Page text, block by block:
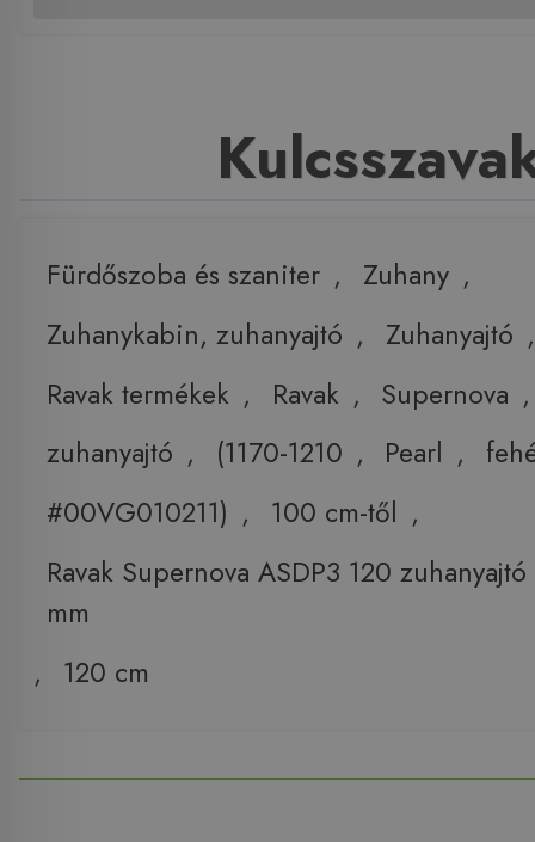
Fürdőszoba és szaniter , Zuhany ,
Zuhanykabin, zuhanyajtó , Zuhanyajtó ,
Ravak termékek , Ravak , Supernova
zuhanyajtó , (1170-1210 , Pearl ,
#00VG010211) , 100 cm-től ,
Ravak Supernova ASDP3 120 zuhanyajtó
mm
,
120 cm